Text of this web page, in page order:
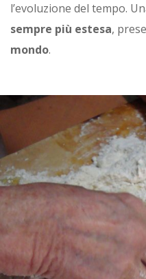
l’evoluzione del tempo.
sempre più estesa,
mondo.